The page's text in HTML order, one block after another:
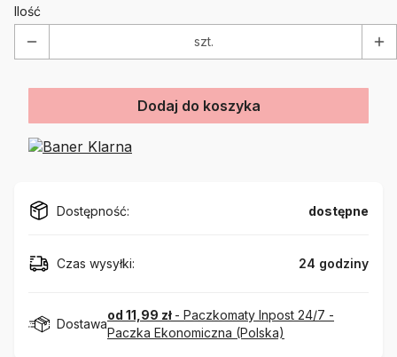
Ilość
szt.
Dodaj do koszyka
Dostępność: dostępne
Czas wysyłki: 24 godziny
Dostawa
od 11,99 zł - Paczkomaty Inpost 24/7 -
Paczka Ekonomiczna (Polska)